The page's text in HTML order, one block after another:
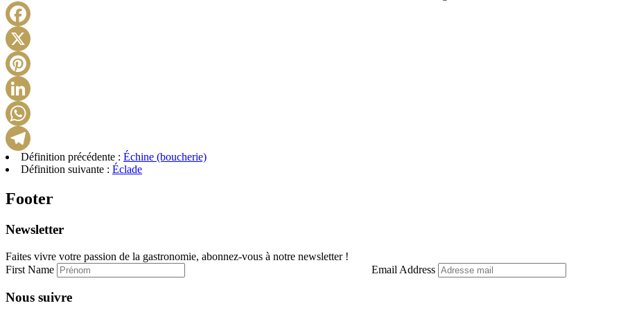
Définition précédente : Échine (boucherie)
Définition suivante : Éclade
Footer
Newsletter
Faites vivre votre passion de la gastronomie, abonnez-vous à notre newsletter !
First Name
Email Address
Nous suivre